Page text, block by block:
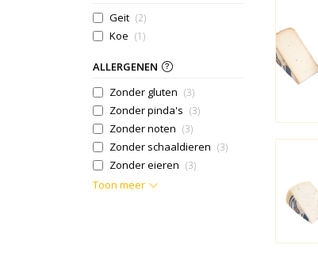
Geit (2)
Koe (1)
ALLERGENEN
Zonder gluten (3)
Zonder pinda's (3)
Zonder noten (3)
Zonder schaaldieren (3)
Zonder eieren (3)
Toon meer